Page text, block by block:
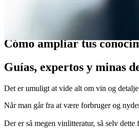
Cómo ampliar tus
Guías, expertos y minas
Det er umuligt at vide alt om vin og
Når man går fra at være forbruger og
Der er så megen vinlitteratur, så selv